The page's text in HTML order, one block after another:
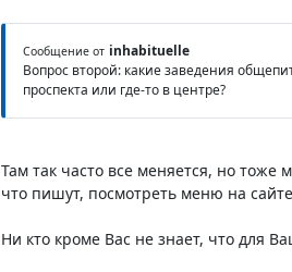
Сообщение от inhabituelle
Вопрос второй: какие заведения
проспекта или где-то в центре?
Там так часто все меняется, но
что пишут, посмотреть меню на
Ни кто кроме Вас не знает, что для